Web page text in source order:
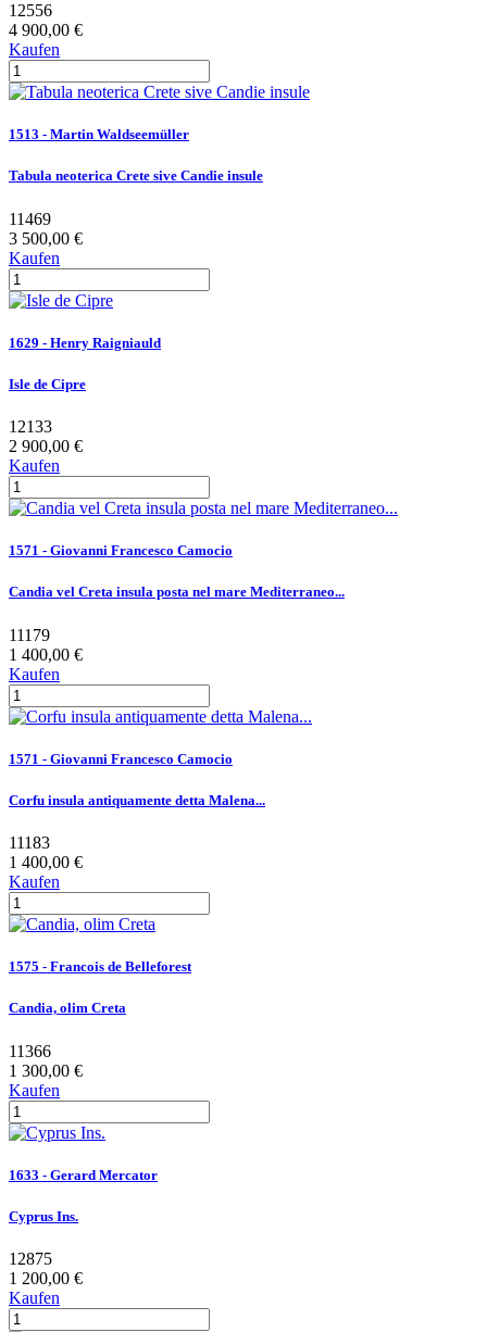
12556
4 900,00 €
Kaufen
1513 - Martin Waldseemüller
Tabula neoterica Crete sive Candie insule
11469
3 500,00 €
Kaufen
1629 - Henry Raigniauld
Isle de Cipre
12133
2 900,00 €
Kaufen
1571 - Giovanni Francesco Camocio
Candia vel Creta insula posta nel mare Mediterraneo...
11179
1 400,00 €
Kaufen
1571 - Giovanni Francesco Camocio
Corfu insula antiquamente detta Malena...
11183
1 400,00 €
Kaufen
1575 - Francois de Belleforest
Candia, olim Creta
11366
1 300,00 €
Kaufen
1633 - Gerard Mercator
Cyprus Ins.
12875
1 200,00 €
Kaufen